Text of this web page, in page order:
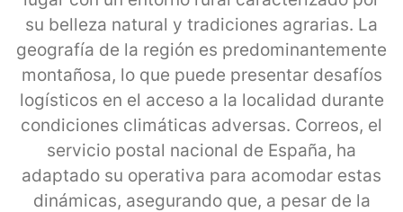
su belleza natural y tradiciones agrarias. La
geografía de la región es predominantemente
montañosa, lo que puede presentar desafíos
logísticos en el acceso a la localidad durante
condiciones climáticas adversas. Correos, el
servicio postal nacional de España, ha
adaptado su operativa para acomodar estas
dinámicas, asegurando que, a pesar de la